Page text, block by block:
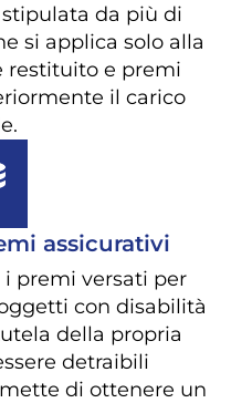
stipulata da più di
si applica solo alla
restituito e premi
il carico
assicurativi
i premi versati per
con disabilità
della propria
detraibili
di ottenere un